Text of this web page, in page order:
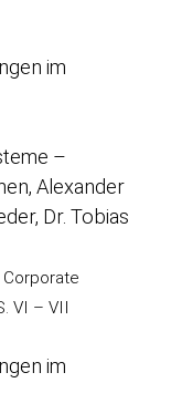
im
–
Alexander
Dr. Tobias
Corporate
VI – VII
im